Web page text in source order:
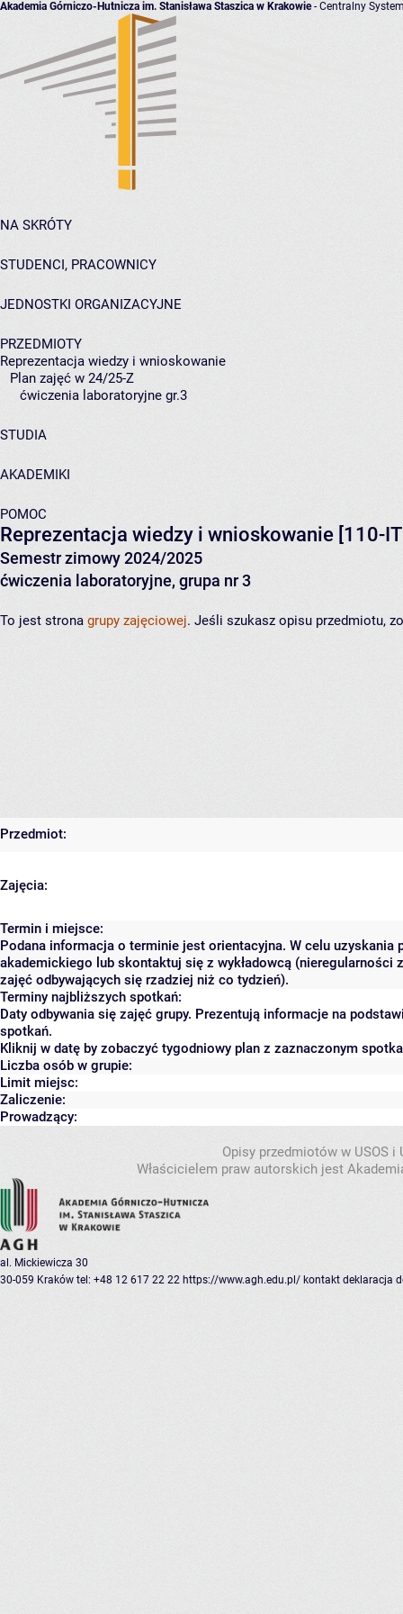
Akademia Górniczo-Hutnicza im. Stanisława Staszica w Krakowie- Centralny
NA SKRÓTY
STUDENCI, PRACOWNICY
JEDNOSTKI ORGANIZACYJNE
PRZEDMIOTY
Reprezentacja wiedzy i wnioskowanie
Plan zajęć w 24/25-Z
ćwiczenia laboratoryjne gr.3
STUDIA
AKADEMIKI
POMOC
Reprezentacja wiedzy i wnioskowanie [110-
Semestr zimowy 2024/2025
ćwiczenia laboratoryjne, grupa nr 3
To jest strona grupy zajęciowej. Jeśli szukasz opisu przedmiotu,
Przedmiot:
Zajęcia:
Termin i miejsce:
Podana informacja o terminie jest orientacyjna. W celu
akademickiego lub skontaktuj się z wykładowcą (nieregularności
zajęć odbywających się rzadziej niż co tydzień).
Terminy najbliższych spotkań:
Daty odbywania się zajęć grupy. Prezentują informacje na
spotkań.
Kliknij w datę by zobaczyć tygodniowy plan z zaznaczonym
Liczba osób w grupie:
Limit miejsc:
Zaliczenie:
Prowadzący:
Opisy przedmiotów w USOS
Właścicielem praw autorskich jest
al. Mickiewicza 30
30-059 Kraków tel: +48 12 617 22 22 https://www.agh.edu.pl/ kontakt deklaracja